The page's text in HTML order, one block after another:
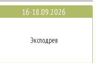
16-18.09.2026
Эксподрев